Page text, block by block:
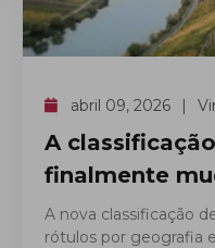
abril 09, 2026
A
finalmente
mais simples?
A nova classificação
rótulos por geografia